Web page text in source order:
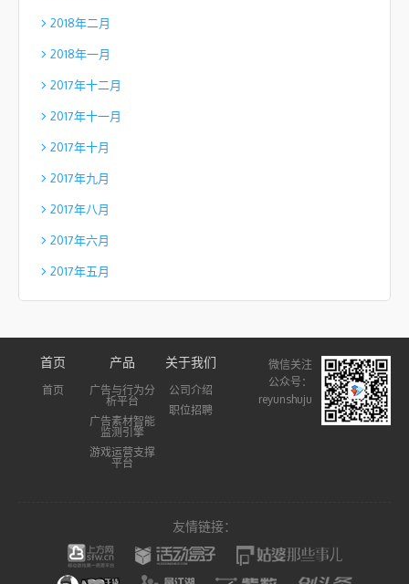
2018年二月
2018年一月
2017年十二月
2017年十一月
2017年十月
2017年九月
2017年八月
2017年六月
2017年五月
首页
首页
产品
广告与行为分
析平台
广告素材智能
监测引擎
游戏运营支撑
平台
关于我们
公司介绍
职位招聘
微信关注
公众号：
reyunshuju
友情链接：